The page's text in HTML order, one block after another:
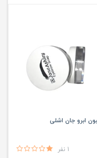
ابرو جان اشلی
1 نفر